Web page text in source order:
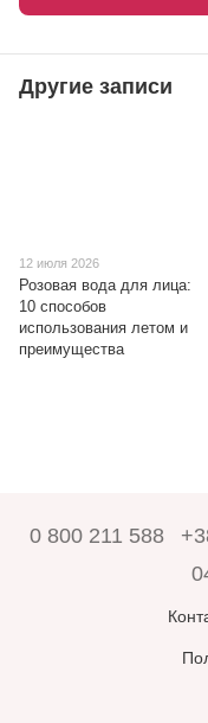
Другие записи
12 июля 2026
Розовая вода для лица:
10 способов
использования летом и
преимущества
0 800 211 588